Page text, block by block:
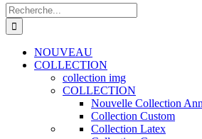
Recherche
de
:
NOUVEAU
COLLECTION
collection img
COLLECTION
Nouvelle Collection
Collection Custom
Collection Latex